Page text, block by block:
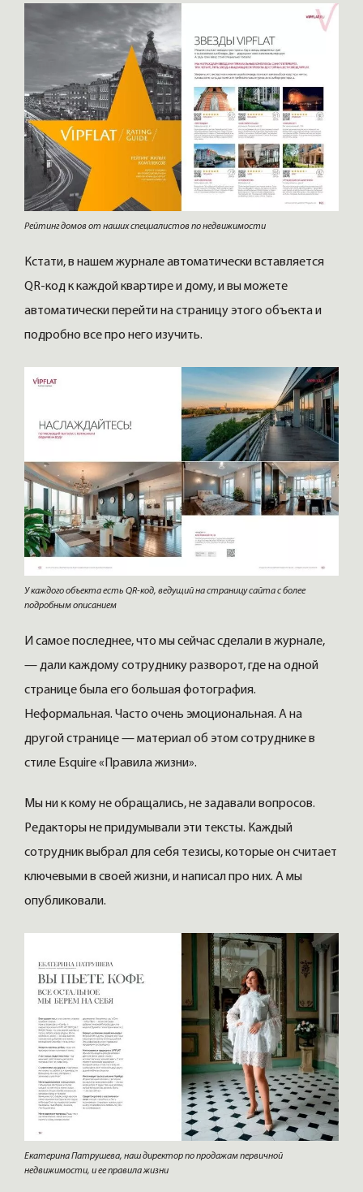
Рейтинг домов от наших специалистов по недвижимости
Кстати, в нашем журнале автоматически вставляется
QR-код к каждой квартире и дому, и вы можете
автоматически перейти на страницу этого объекта и
подробно все про него изучить.
У каждого объекта есть QR-код, ведущий на страницу сайта с более
подробным описанием
И самое последнее, что мы сейчас сделали в журнале,
— дали каждому сотруднику разворот, где на одной
странице была его большая фотография.
Неформальная. Часто очень эмоциональная. А на
другой странице — материал об этом сотруднике в
стиле Esquire «Правила жизни».
Мы ни к кому не обращались, не задавали вопросов.
Редакторы не придумывали эти тексты. Каждый
сотрудник выбрал для себя тезисы, которые он считает
ключевыми в своей жизни, и написал про них. А мы
опубликовали.
Екатерина Патрушева, наш директор по продажам первичной
недвижимости, и ее правила жизни